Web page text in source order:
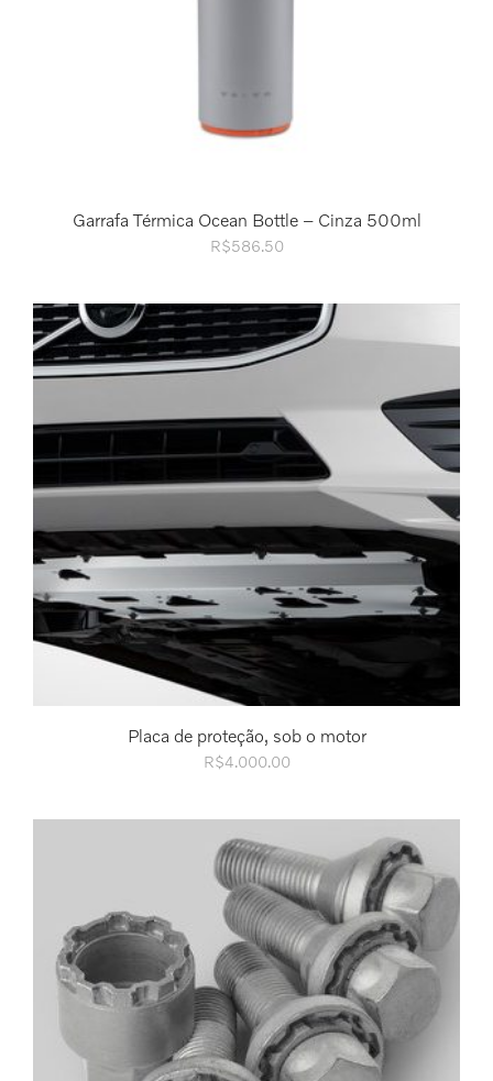
Garrafa Térmica Ocean Bottle – Cinza 500ml
R$586.50
Placa de proteção, sob o motor
R$4.000.00